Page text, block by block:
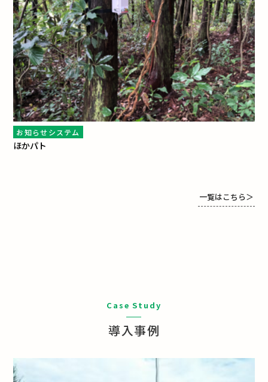
お知らせシステム
ほかパト
一覧はこちら＞
Case Study
導入事例